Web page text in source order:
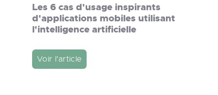
Les 6 cas d'usage inspirants
d'applications mobiles utilisant
l'intelligence artificielle
Voir l'article